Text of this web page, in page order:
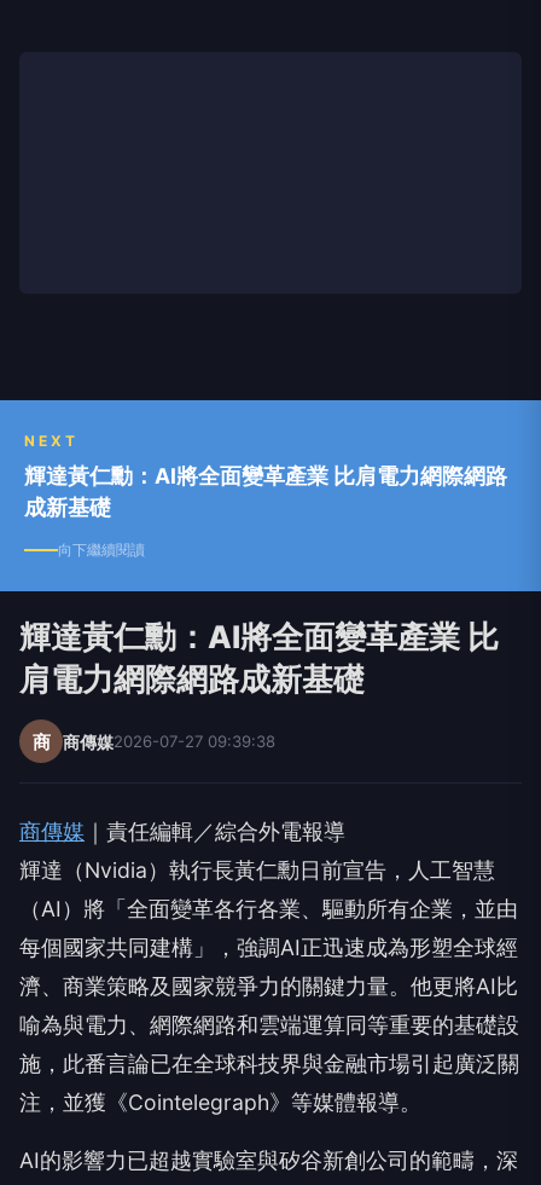
NEXT
輝達黃仁勳：AI將全面變革產業 比肩電力網際網路
成新基礎
向下繼續閱讀
輝達黃仁勳：AI將全面變革產業 比
肩電力網際網路成新基礎
商 商傳媒2026-07-27 09:39:38
商傳媒 ｜責任編輯／綜合外電報導
輝達（Nvidia）執行長黃仁勳日前宣告，人工智慧
（AI）將「全面變革各行各業、驅動所有企業，並由
每個國家共同建構」，強調AI正迅速成為形塑全球經
濟、商業策略及國家競爭力的關鍵力量。他更將AI比
喻為與電力、網際網路和雲端運算同等重要的基礎設
施，此番言論已在全球科技界與金融市場引起廣泛關
注，並獲《Cointelegraph》等媒體報導。
AI的影響力已超越實驗室與矽谷新創公司的範疇，深